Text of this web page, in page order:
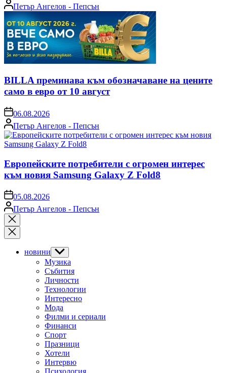
Posted
by
Петър Ангелов - Пепсън
BILLA преминава към обозначаване на цените
само в евро от 10 август
on06.08.2026
Posted
by
Петър Ангелов - Пепсън
Европейските потребители с огромен интерес
към новия Samsung Galaxy Z Fold8
on05.08.2026
Posted
by
Петър Ангелов - Пепсън
Close
search
новини Show
sub
menu
Музика
Събития
Личности
Технологии
Интересно
Мода
Филми и сериали
Финанси
Спорт
Празници
Хотели
Интервю